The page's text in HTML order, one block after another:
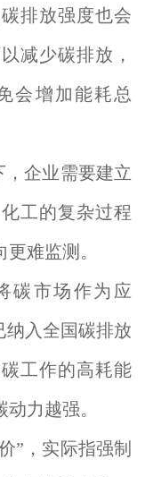
排放强度也会
减少碳排放，
会增加能耗总
，企业需要建立
工的复杂过程
难监测。
碳市场作为应
纳入全国碳排放
工作的高耗能
力越强。
”，实际指强制